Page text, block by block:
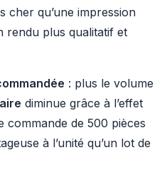
cher qu’une impression
rendu plus qualitatif et
: plus le volume
diminue grâce à l’effet
commande de 500 pièces
à l’unité qu’un lot de